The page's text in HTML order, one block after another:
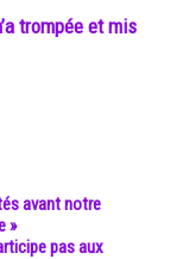
trompée et mis
avant notre
»
pas aux